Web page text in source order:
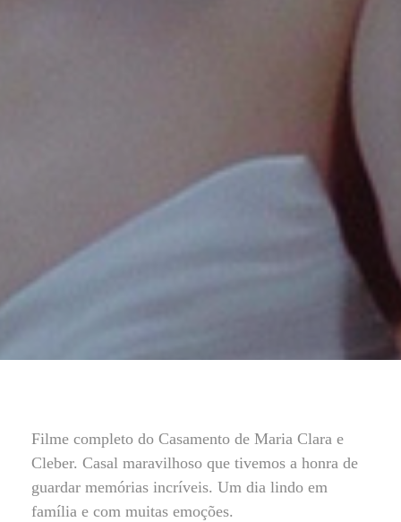
Filme completo do Casamento de Maria Clara e
Cleber. Casal maravilhoso que tivemos a honra de
guardar memórias incríveis. Um dia lindo em
família e com muitas emoções.